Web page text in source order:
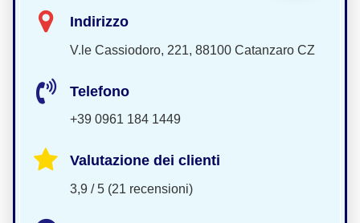
Indirizzo
V.le Cassiodoro, 221, 88100 Catanzaro CZ
Telefono
+39 0961 184 1449
Valutazione dei clienti
3,9 / 5 (21 recensioni)